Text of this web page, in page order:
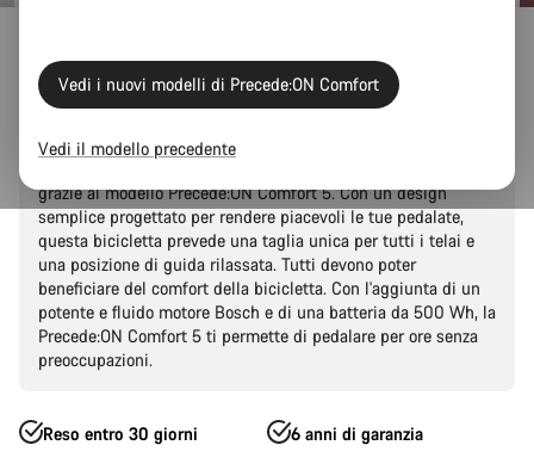
Precede:ON Comfort
Precede:ON Comfort 5
grazie al modello Precede:ON Comfort 5. Con un design
semplice progettato per rendere piacevoli le tue pedalate,
questa bicicletta prevede una taglia unica per tutti i telai e
una posizione di guida rilassata. Tutti devono poter
beneficiare del comfort della bicicletta. Con l'aggiunta di un
potente e fluido motore Bosch e di una batteria da 500 Wh, la
Precede:ON Comfort 5 ti permette di pedalare per ore senza
preoccupazioni.
Reso entro 30 giorni 6 anni di garanzia
Vedi i nuovi modelli di Precede:ON Comfort
Vedi il modello precedente